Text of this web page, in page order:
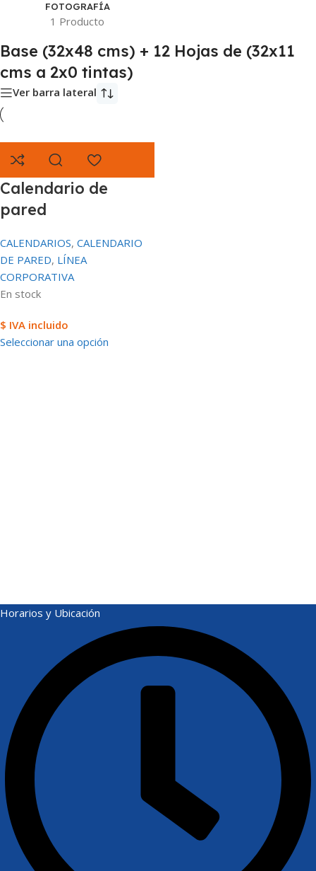
FOTOGRAFÍA
1 Producto
Base (32x48 cms) + 12 Hojas de (32x11
cms a 2x0 tintas)
Ver barra lateral
Calendario de
pared
CALENDARIOS, CALENDARIO
DE PARED, LÍNEA
CORPORATIVA
En stock
$ IVA incluido
Seleccionar una opción
Horarios y Ubicación